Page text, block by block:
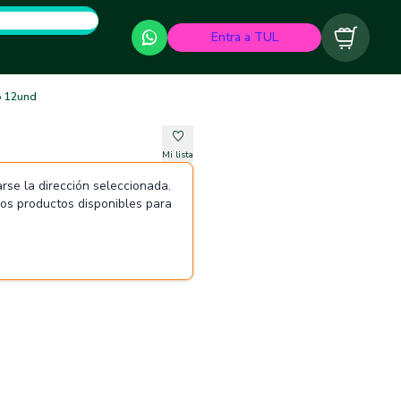
Entra a TUL Carrito
12und
Mi lista
la dirección seleccionada.
productos disponibles para